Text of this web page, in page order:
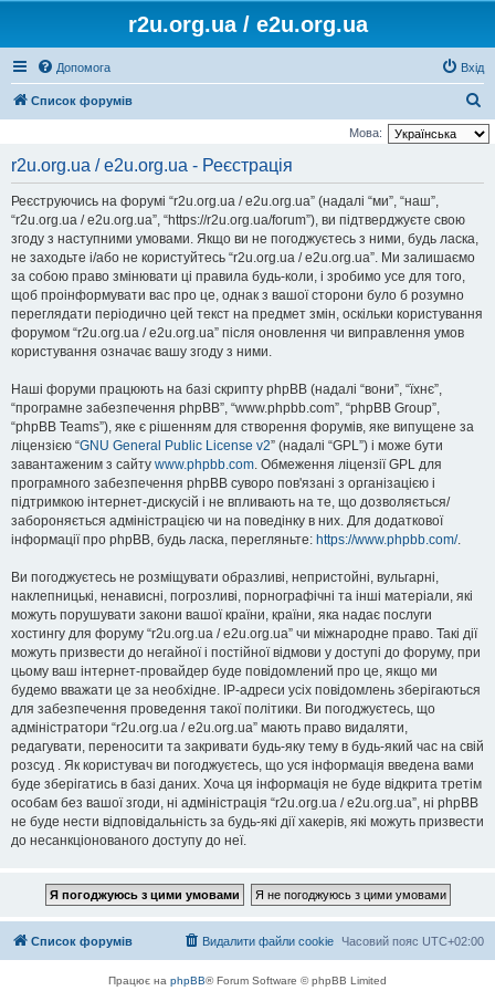
r2u.org.ua / e2u.org.ua
Допомога Вхід
Список форумів
о
Мова:
r2u.org.ua / e2u.org.ua - Реєстрація
Реєструючись на форумі “r2u.org.ua / e2u.org.ua” (надалі “ми”, “наш”,
“r2u.org.ua / e2u.org.ua”, “https://r2u.org.ua/forum”), ви підтверджуєте свою
згоду з наступними умовами. Якщо ви не погоджуєтесь з ними, будь ласка,
не заходьте і/або не користуйтесь “r2u.org.ua / e2u.org.ua”. Ми залишаємо
за собою право змінювати ці правила будь-коли, і зробимо усе для того,
щоб проінформувати вас про це, однак з вашої сторони було б розумно
переглядати періодично цей текст на предмет змін, оскільки користування
форумом “r2u.org.ua / e2u.org.ua” після оновлення чи виправлення умов
користування означає вашу згоду з ними.
Наші форуми працюють на базі скрипту phpBB (надалі “вони”, “їхнє”,
“програмне забезпечення phpBB”, “www.phpbb.com”, “phpBB Group”,
“phpBB Teams”), яке є рішенням для створення форумів, яке випущене за
ліцензією “GNU General Public License v2” (надалі “GPL”) і може бути
завантаженим з сайту www.phpbb.com. Обмеження ліцензії GPL для
програмного забезпечення phpBB суворо пов'язані з організацією і
підтримкою інтернет-дискусій і не впливають на те, що дозволяється/
забороняється адміністрацією чи на поведінку в них. Для додаткової
інформації про phpBB, будь ласка, перегляньте: https://www.phpbb.com/.
Ви погоджуєтесь не розміщувати образливі, непристойні, вульгарні,
наклепницькі, ненависні, погрозливі, порнографічні та інші матеріали, які
можуть порушувати закони вашої країни, країни, яка надає послуги
хостингу для форуму “r2u.org.ua / e2u.org.ua” чи міжнародне право. Такі дії
можуть призвести до негайної і постійної відмови у доступі до форуму, при
цьому ваш інтернет-провайдер буде повідомлений про це, якщо ми
будемо вважати це за необхідне. IP-адреси усіх повідомлень зберігаються
для забезпечення проведення такої політики. Ви погоджуєтесь, що
адміністратори “r2u.org.ua / e2u.org.ua” мають право видаляти,
редагувати, переносити та закривати будь-яку тему в будь-який час на свій
розсуд . Як користувач ви погоджуєтесь, що уся інформація введена вами
буде зберігатись в базі даних. Хоча ця інформація не буде відкрита третім
особам без вашої згоди, ні адміністрація “r2u.org.ua / e2u.org.ua”, ні phpBB
не буде нести відповідальність за будь-які дії хакерів, які можуть призвести
до несанкціонованого доступу до неї.
Список форумів Часовий пояс UTC+02:00
Видалити файли cookie
Працює на phpBB® Forum Software © phpBB Limited